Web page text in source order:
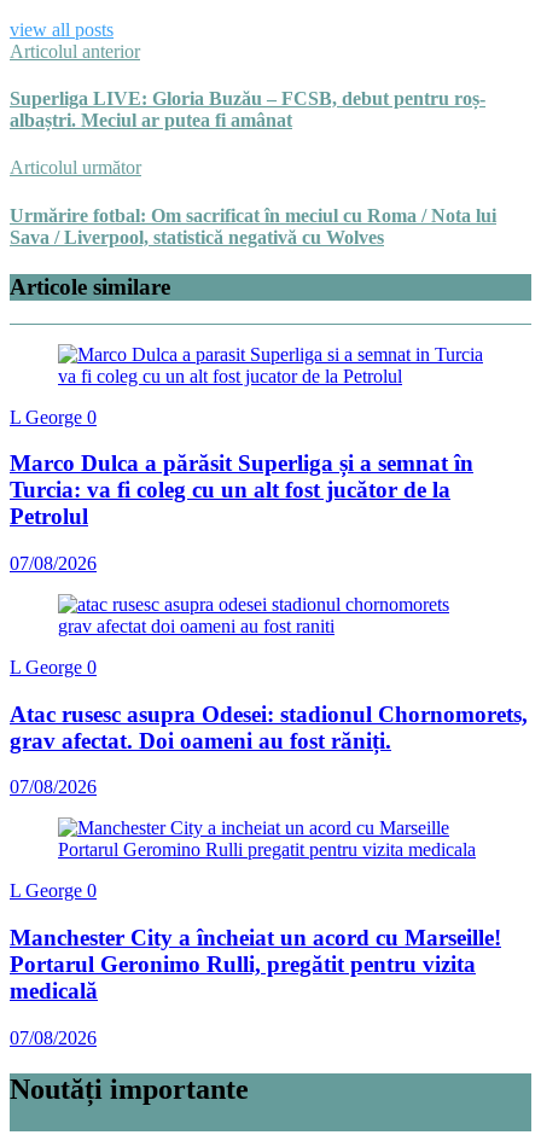
view all posts
Articolul anterior
Superliga LIVE: Gloria Buzău – FCSB, debut pentru roș-
albaștri. Meciul ar putea fi amânat
Articolul următor
Urmărire fotbal: Om sacrificat în meciul cu Roma / Nota lui
Sava / Liverpool, statistică negativă cu Wolves
Articole similare
L George 0
Marco Dulca a părăsit Superliga și a semnat în
Turcia: va fi coleg cu un alt fost jucător de la
Petrolul
07/08/2026
L George 0
Atac rusesc asupra Odesei: stadionul Chornomorets,
grav afectat. Doi oameni au fost răniți.
07/08/2026
L George 0
Manchester City a încheiat un acord cu Marseille!
Portarul Geronimo Rulli, pregătit pentru vizita
medicală
07/08/2026
Noutăți importante